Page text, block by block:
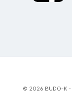
© 2026 BUDO-K